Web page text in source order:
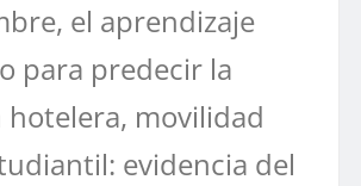
el aprendizaje
para predecir la
hotelera, movilidad
evidencia del